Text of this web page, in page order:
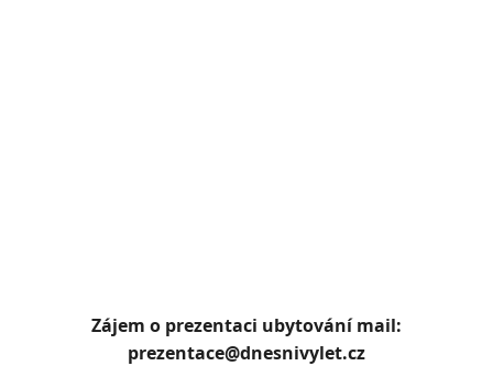
Zájem o prezentaci ubytování mail:
prezentace@dnesnivylet.cz